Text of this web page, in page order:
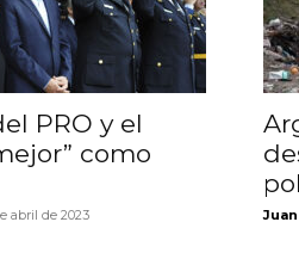
PRO y el
como
abril de 2023